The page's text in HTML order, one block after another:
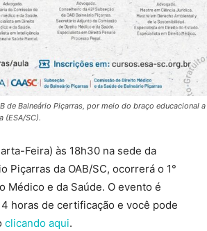
de Balneário Piçarras, por meio do braço educacional a
(ESA/SC).
Feira) às 18h30 na sede da
Piçarras da OAB/SC, ocorrerá o 1°
Médico e da Saúde. O evento é
horas de certificação e você pode
clicando aqui.